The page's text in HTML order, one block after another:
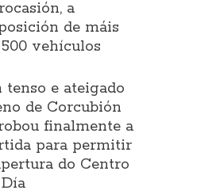
a
de máis
vehículos
tenso e ateigado
de Corcubión
finalmente a
para permitir
do Centro